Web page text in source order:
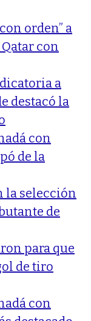
orden” a
con
a
destacó la
con
de la
la selección
de
para que
de tiro
con